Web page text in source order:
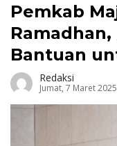
Pemkab
Bantuan
Redaksi
Jumat, 7 Maret